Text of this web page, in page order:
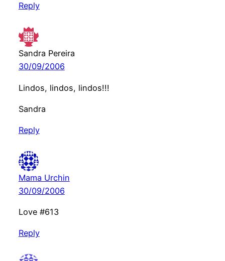
Reply
Sandra Pereira
30/09/2006
Lindos, lindos, lindos!!!
Sandra
Reply
Mama Urchin
30/09/2006
Love #613
Reply